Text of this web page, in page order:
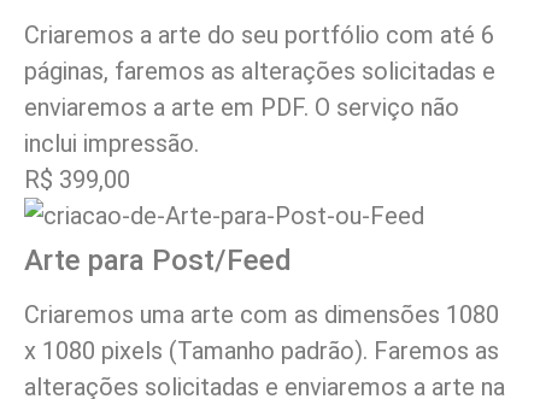
Criaremos a arte do seu portfólio com até 6
páginas, faremos as alterações solicitadas e
enviaremos a arte em PDF. O serviço não
inclui impressão.
R$ 399,00
Arte para Post/Feed
Criaremos uma arte com as dimensões 1080
x 1080 pixels (Tamanho padrão). Faremos as
alterações solicitadas e enviaremos a arte na